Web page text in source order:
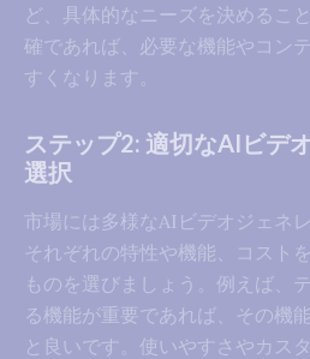
ど、具体的なニーズを決めるこ
確であれば、必要な機能やコン
すくなります。
ステップ2: 適切なAIビデ
選択
市場には多様なAIビデオジェネ
それぞれの特性や機能、コスト
ものを選びましょう。例えば、
る機能が重要であれば、その機
と良いです。使いやすさやカス